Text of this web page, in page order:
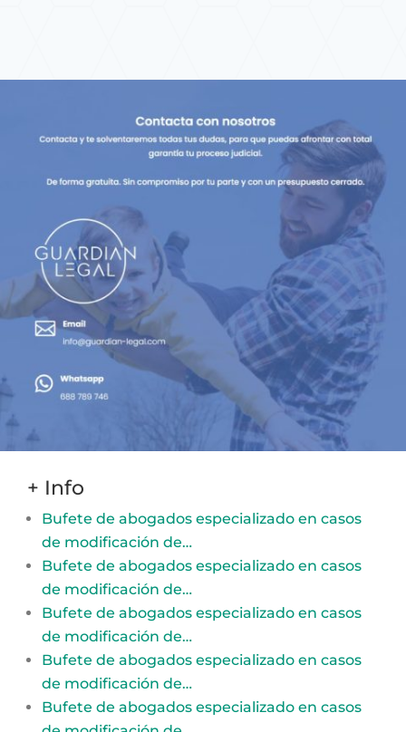
+ Info
Bufete de abogados especializado en casos
de modificación de…
Bufete de abogados especializado en casos
de modificación de…
Bufete de abogados especializado en casos
de modificación de…
Bufete de abogados especializado en casos
de modificación de…
Bufete de abogados especializado en casos